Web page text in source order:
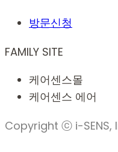
방문신청
FAMILY SITE
케어센스몰
케어센스 에어
Copyright ⓒ i-SENS,